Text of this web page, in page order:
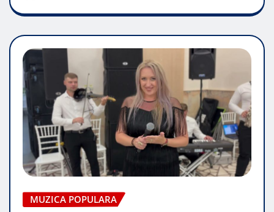
MUZICA POPULARA